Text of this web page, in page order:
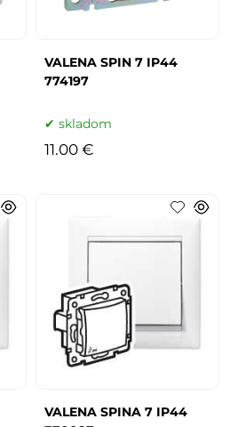
VALENA SPIN 7 IP44
774197
skladom
11.00 €
VALENA SPINA 7 IP44